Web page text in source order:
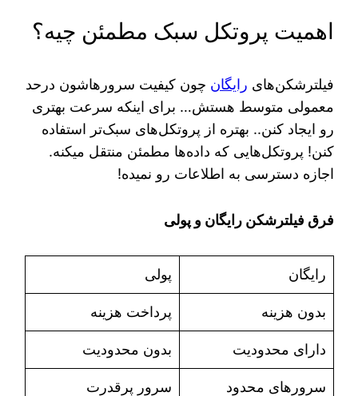
اهمیت پروتکل سبک مطمئن چیه؟
فیلترشکن‌های رایگان چون کیفیت سرورهاشون درحد
معمولی متوسط هستش… برای اینکه سرعت بهتری
رو ایجاد کنن.. بهتره از پروتکل‌های سبک‌تر استفاده
کنن! پروتکل‌هایی که داده‌ها مطمئن منتقل میکنه.
اجازه دسترسی به اطلاعات رو نمیده!
فرق فیلترشکن رایگان و پولی
رایگان پولی
بدون هزینه پرداخت هزینه
دارای محدودیت بدون محدودیت
سرورهای محدود سرور پرقدرت